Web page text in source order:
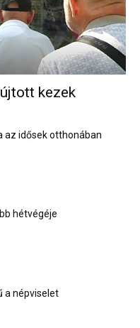
kezek
az idősek otthonában
hétvégéje
a népviselet